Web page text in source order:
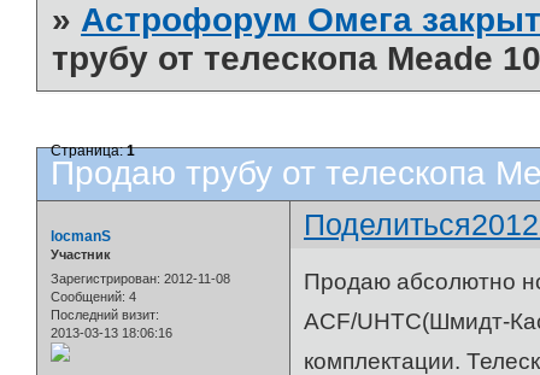
»Астрофорум Омега
трубу от телескопа Meade
Продаю трубу от телескопа
Страница:1
Поделиться
locmanS
Участник
Зарегистрирован: 2012-11-08
Сообщений: 4
Последний визит:
2013-03-13 18:06:16
Продаю абсолютно
ACF/UHTC(Шмидт-
комплектации.